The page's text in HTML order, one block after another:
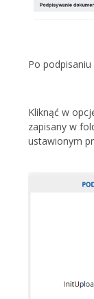
Po
Kliknąć w
zapisany w
ustawionym